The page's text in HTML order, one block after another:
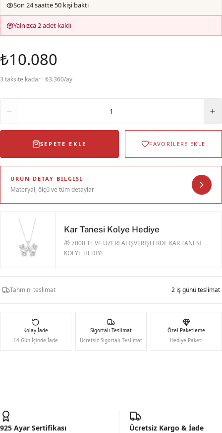
Son 24 saatte 50 kişi baktı
Yalnızca 2 adet kaldı
₺10.080
3 taksite kadar · ₺3.360/ay
1
SEPETE EKLE FAVORİLERE EKLE
ÜRÜN DETAY BILGISI
Materyal, ölçü ve tüm detaylar
Kar Tanesi Kolye Hediye
🎁 7000 TL VE ÜZERİ ALIŞVERİŞLERDE KAR TANESİ
KOLYE HEDİYE
Tahmini teslimat 2 iş günü teslimat
Kolay İade
14 Gün İçinde İade
Sigortalı Teslimat
Ücretsiz Sigortalı Teslimat
Özel Paketleme
Hediye Paketi
925 Ayar Sertifikası
Ücretsiz Kargo & İade